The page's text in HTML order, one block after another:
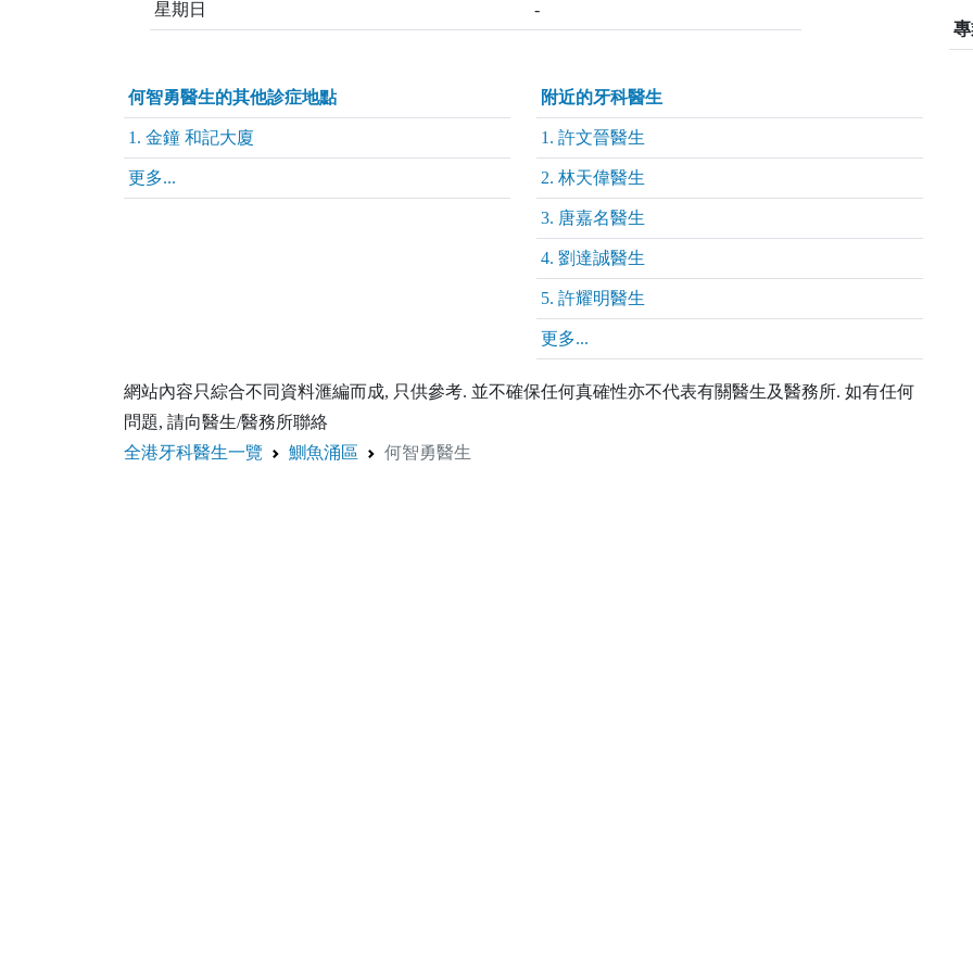
星期日 -
何智勇醫生的其他診症地點
1. 金鐘 和記大廈
更多...
附近的牙科醫生
1. 許文晉醫生
2. 林天偉醫生
3. 唐嘉名醫生
4. 劉達誠醫生
5. 許耀明醫生
更多...
網站內容只綜合不同資料滙編而成, 只供參考. 並不確保任何真確性亦不代表有關醫生及醫務所. 如有任何
問題, 請向醫生/醫務所聯絡
全港牙科醫生一覽 鰂魚涌區 何智勇醫生